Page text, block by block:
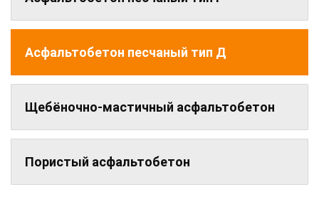
Асфальтобетон песчаный тип Д
Щебёночно-мастичный асфальтобетон
Пористый асфальтобетон